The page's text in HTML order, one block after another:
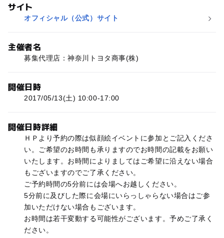
サイト
オフィシャル（公式）サイト
主催者名
募集代理店：神奈川トヨタ商事(株)
開催日時
2017/05/13(土) 10:00-17:00
開催日時詳細
ＨＰより予約の際は似顔絵イベントに参加とご記入くださ
い。ご希望のお時間も承りますのでお時間の記載をお願い
いたします。お時間によりましてはご希望に沿えない場合
もございますのでご了承ください。
ご予約時間の5分前には会場へお越しください。
5分前に及びした際に会場にいらっしゃらない場合はご参
加いただけない場合もございます。
お時間は若干変動する可能性がございます。予めご了承く
ださい。